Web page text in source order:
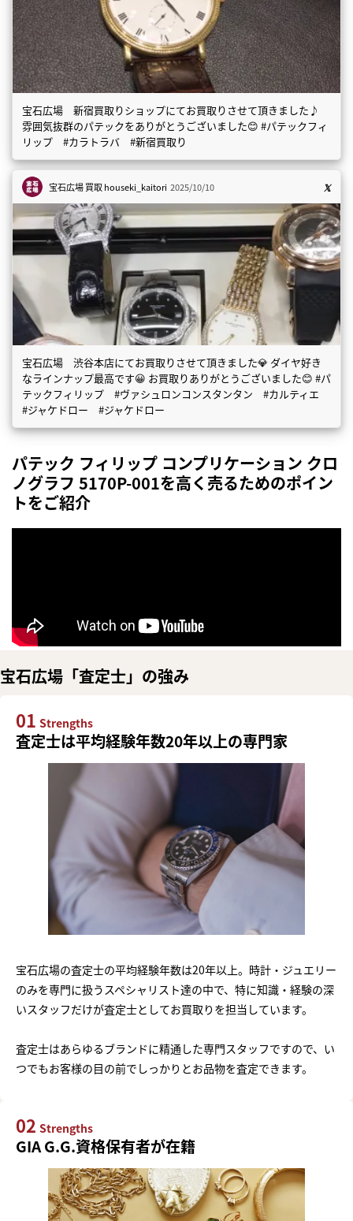
宝石広場 新宿買取りショップにてお買取りさせて頂きました♪
雰囲気抜群のパテックをありがとうございました😊 #パテックフィ
リップ #カラトラバ #新宿買取り
宝石広場 買取houseki_kaitori 2025/10/10
宝石広場 渋谷本店にてお買取りさせて頂きました💎 ダイヤ好き
なラインナップ最高です😀 お買取りありがとうございました😊 #パ
テックフィリップ #ヴァシュロンコンスタンタン #カルティエ
#ジャケドロー #ジャケドロー
パテック フィリップ コンプリケーション クロ
ノグラフ 5170P-001を高く売るためのポイン
トをご紹介
宝石広場「査定士」の強み
01 Strengths
査定士は平均経験年数20年以上の専門家
宝石広場の査定士の平均経験年数は20年以上。時計・ジュエリー
のみを専門に扱うスペシャリスト達の中で、特に知識・経験の深
いスタッフだけが査定士としてお買取りを担当しています。
査定士はあらゆるブランドに精通した専門スタッフですので、い
つでもお客様の目の前でしっかりとお品物を査定できます。
02 Strengths
GIA G.G.資格保有者が在籍